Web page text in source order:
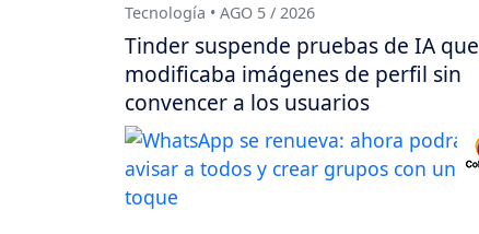
Tecnología • AGO 5 / 2026
Tinder suspende pruebas de IA que
modificaba imágenes de perfil sin
convencer a los usuarios